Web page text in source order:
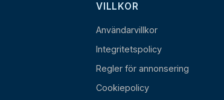
VILLKOR
Användarvillkor
Integritetspolicy
Regler för annonsering
Cookiepolicy